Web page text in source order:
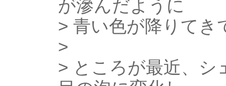
が滲んだように
> 青い色が降りてき
>
> ところが最近、シ